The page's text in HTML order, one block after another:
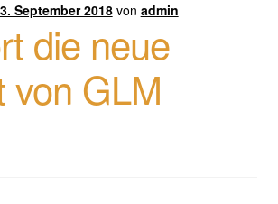
September 2018 von admin
die neue
von GLM